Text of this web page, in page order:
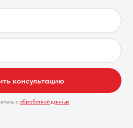
консультацию
с обработкой данных